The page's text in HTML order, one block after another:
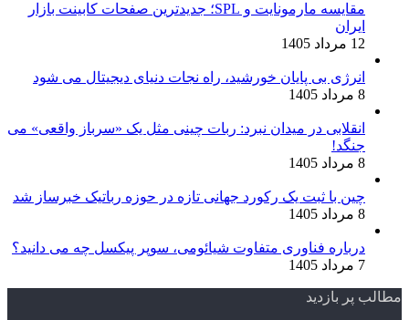
مقایسه مارمونایت و SPL؛ جدیدترین صفحات کابینت بازار
ایران
12 مرداد 1405
انرژی بی‌ پایان خورشید، راه نجات دنیای دیجیتال می شود
8 مرداد 1405
انقلابی در میدان نبرد: ربات چینی مثل یک «سرباز واقعی» می‌
جنگد!
8 مرداد 1405
چین با ثبت یک رکورد جهانی تازه در حوزه رباتیک خبرساز شد
8 مرداد 1405
درباره فناوری متفاوت شیائومی، سوپر پیکسل چه می دانید؟
7 مرداد 1405
مطالب پر بازدید